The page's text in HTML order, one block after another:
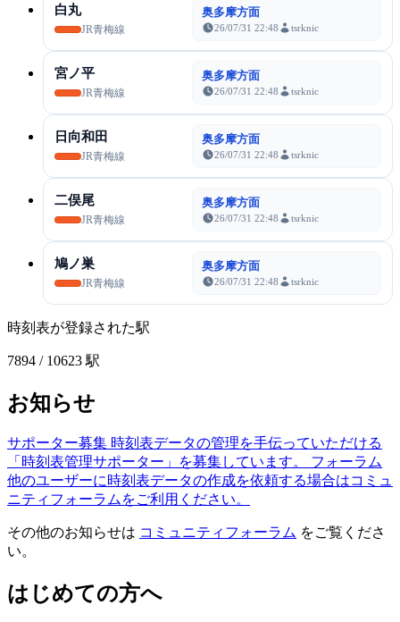
白丸
JR青梅線
奥多摩方面
26/07/31 22:48 tsrknic
宮ノ平
JR青梅線
奥多摩方面
26/07/31 22:48 tsrknic
日向和田
JR青梅線
奥多摩方面
26/07/31 22:48 tsrknic
二俣尾
JR青梅線
奥多摩方面
26/07/31 22:48 tsrknic
鳩ノ巣
JR青梅線
奥多摩方面
26/07/31 22:48 tsrknic
時刻表が登録された駅
7894 / 10623 駅
お知らせ
サポーター募集 時刻表データの管理を手伝っていただける
「時刻表管理サポーター」を募集しています。
フォーラム
他のユーザーに時刻表データの作成を依頼する場合はコミュ
ニティフォーラムをご利用ください。
その他のお知らせは コミュニティフォーラム をご覧くださ
い。
はじめての方へ